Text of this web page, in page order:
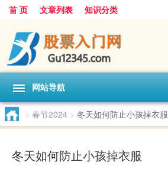
首 页 文章列表 知识分类
网站导航
> 春节2024 > 冬天如何防止小孩掉衣服
冬天如何防止小孩掉衣服